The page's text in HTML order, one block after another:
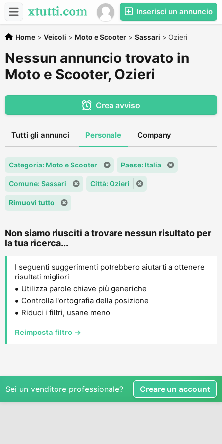
Inserisci un annuncio
Home > Veicoli > Moto e Scooter > Sassari > Ozieri
Nessun annuncio trovato in
Moto e Scooter, Ozieri
Crea avviso
Tutti gli annunci Personale Company
Categoria: Moto e Scooter Paese: Italia
Comune: Sassari Città: Ozieri
Rimuovi tutto
Non siamo riusciti a trovare nessun risultato per
la tua ricerca...
I seguenti suggerimenti potrebbero aiutarti a ottenere
risultati migliori
Utilizza parole chiave più generiche
Controlla l'ortografia della posizione
Riduci i filtri, usane meno
Reimposta filtro →
Sei un venditore professionale? Creare un account